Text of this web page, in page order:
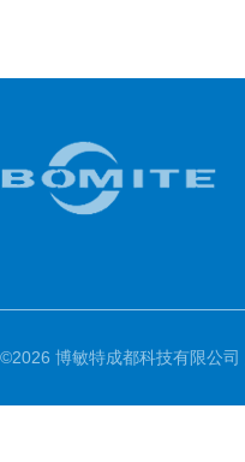
©2026 博敏特成都科技有限公司